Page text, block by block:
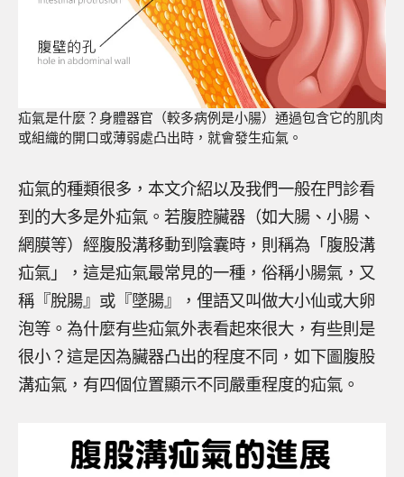
疝氣是什麼？身體器官（較多病例是小腸）通過包含它的肌肉
或組織的開口或薄弱處凸出時，就會發生疝氣。
疝氣的種類很多，本文介紹以及我們一般在門診看
到的大多是外疝氣。若腹腔臟器（如大腸、小腸、
網膜等）經腹股溝移動到陰囊時，則稱為「腹股溝
疝氣」，這是疝氣最常見的一種，俗稱小腸氣，又
稱『脫腸』或『墜腸』，俚語又叫做大小仙或大卵
泡等。為什麼有些疝氣外表看起來很大，有些則是
很小？這是因為臟器凸出的程度不同，如下圖腹股
溝疝氣，有四個位置顯示不同嚴重程度的疝氣。